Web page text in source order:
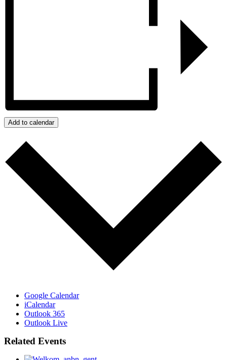
Add to calendar
Google Calendar
iCalendar
Outlook 365
Outlook Live
Related Events